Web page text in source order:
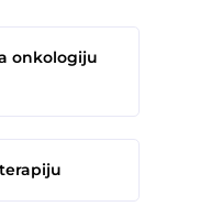
onkologiju